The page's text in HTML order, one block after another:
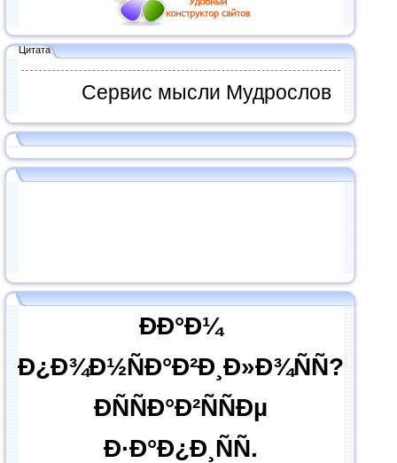
Цитата
Сервис мысли Мудрослов
ÐÐ°Ð¼
Ð¿Ð¾Ð½ÑÐ°Ð²Ð¸Ð»Ð¾ÑÑ?
ÐÑÑÐ°Ð²ÑÑÐµ
Ð·Ð°Ð¿Ð¸ÑÑ.